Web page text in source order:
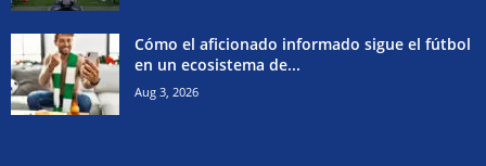
Cómo el aficionado informado sigue el fútbol
en un ecosistema de...
Aug 3, 2026